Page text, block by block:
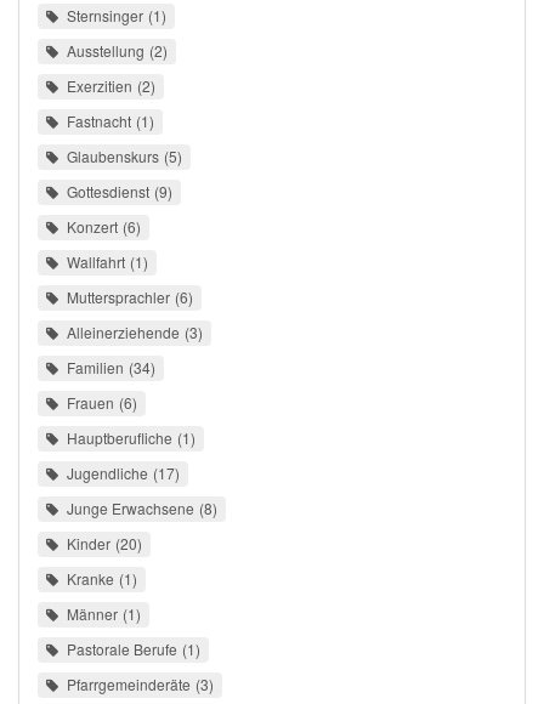
Sternsinger 1
Ausstellung 2
Exerzitien 2
Fastnacht 1
Glaubenskurs 5
Gottesdienst 9
Konzert 6
Wallfahrt 1
Muttersprachler 6
Alleinerziehende 3
Familien 34
Frauen 6
Hauptberufliche 1
Jugendliche 17
Junge Erwachsene 8
Kinder 20
Kranke 1
Männer 1
Pastorale Berufe 1
Pfarrgemeinderäte 3